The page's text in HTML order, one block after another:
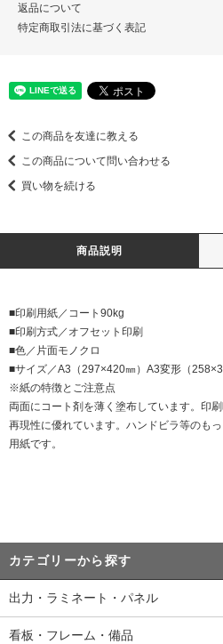
返品について
特定商取引法に基づく表記
この商品を友達に教える
この商品について問い合わせる
買い物を続ける
商品説明
■印刷用紙／コート90kg
■印刷方式／オフセット印刷
■色／片面モノクロ
■サイズ／A3（297×420㎜）A3変形（
※紙の特徴とご注意点
両面にコート剤を薄く塗布しています。印
再現性に優れています。ハンドビラ等のも
用紙です。
カテゴリーから探す
出力・ラミネート・パネル
看板・フレーム・備品